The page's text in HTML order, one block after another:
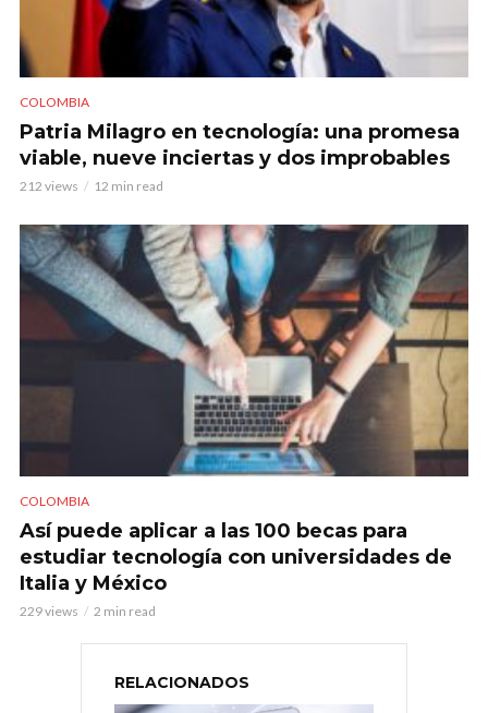
COLOMBIA
Patria Milagro en tecnología: una promesa
viable, nueve inciertas y dos improbables
212 views 12 min read
COLOMBIA
Así puede aplicar a las 100 becas para
estudiar tecnología con universidades de
Italia y México
229 views 2 min read
RELACIONADOS